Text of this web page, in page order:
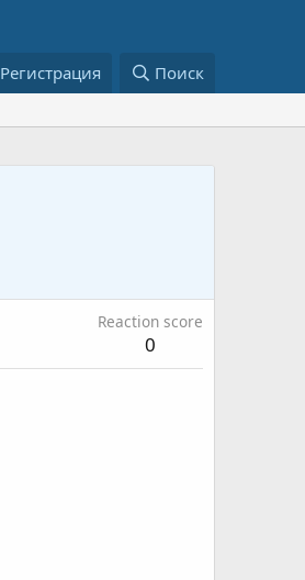
Регистрация Поиск
Reaction score
0